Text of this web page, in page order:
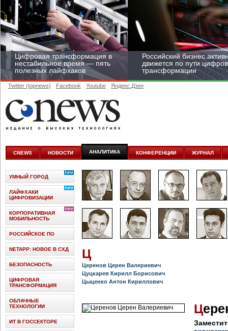
Цифровая трансформация в
нестабильное время — пять
полезных лайфхаков
Российский бизнес
движется по пути
трансформации
цифровизироваться со
скоростью крупных
корпораций
Twitter (topnews) Facebook Youtube Яндекс.Дзен
CNEWS НОВОСТИ АНАЛИТИКА КОНФЕРЕНЦИИ ЖУРНАЛ
Ц
Церенов Церен Валериевич
Цуцкарев Кирилл Борисович
Цыценко Антон Кириллович
Ц
УМНЫЙ ГОРОД
ЛАЙФХАКИ
ЦИФРОВИЗАЦИИ
КОРПОРАТИВНАЯ
МОБИЛЬНОСТЬ
РОССИЙСКОЕ ПО
NETAPP: НОВОЕ В СХД
БЕЗОПАСНОСТЬ
ЦИФРОВАЯ
ТРАНСФОРМАЦИЯ
ОБЛАЧНЫЕ
ТЕХНОЛОГИИ
ИТ В ГОССЕКТОРЕ